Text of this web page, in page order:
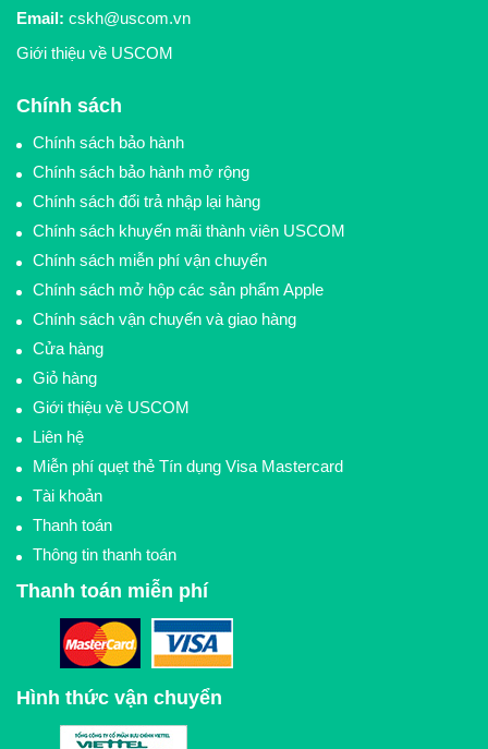
Email: cskh@uscom.vn
Giới thiệu về USCOM
Chính sách
Chính sách bảo hành
Chính sách bảo hành mở rộng
Chính sách đổi trả nhập lại hàng
Chính sách khuyến mãi thành viên USCOM
Chính sách miễn phí vận chuyển
Chính sách mở hộp các sản phẩm Apple
Chính sách vận chuyển và giao hàng
Cửa hàng
Giỏ hàng
Giới thiệu về USCOM
Liên hệ
Miễn phí quẹt thẻ Tín dụng Visa Mastercard
Tài khoản
Thanh toán
Thông tin thanh toán
Thanh toán miễn phí
Hình thức vận chuyển